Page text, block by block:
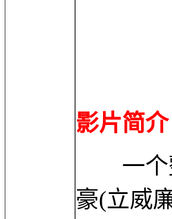
黄子
许
王子
影片简介
一个整
豪(立威